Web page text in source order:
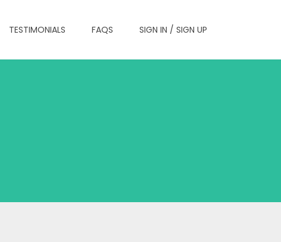
TESTIMONIALS FAQS SIGN IN / SIGN UP